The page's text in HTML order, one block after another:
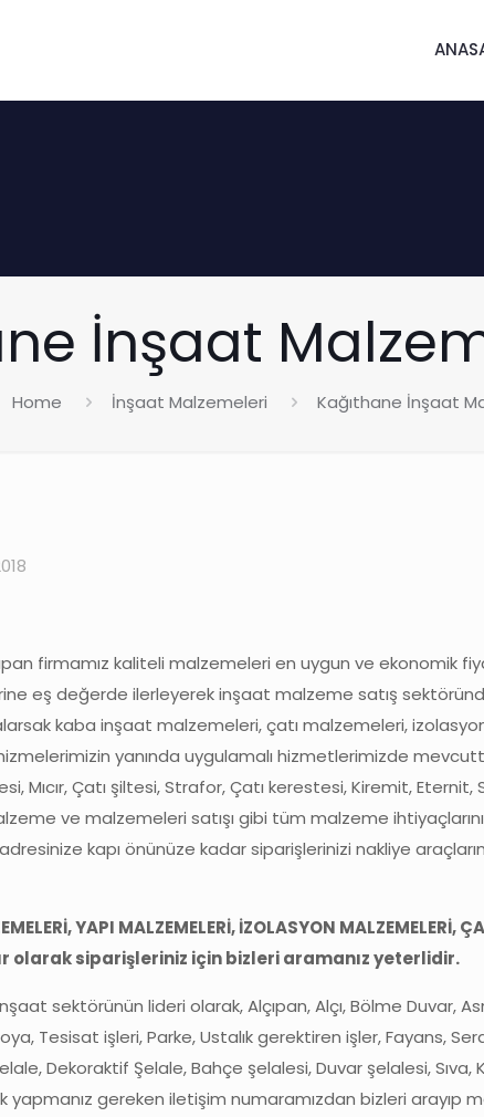
İnşaat
Home İnşaat Malzemeleri Kağıthane İnşaat
firmamız kaliteli malzemeleri en uygun ve ekonomik
eş değerde ilerleyerek inşaat malzeme satış
kaba inşaat malzemeleri, çatı malzemeleri,
yanında uygulamalı hizmetlerimizde
Mıcır, Çatı şiltesi, Strafor, Çatı kerestesi, Kiremit, Eternit,
ve malzemeleri satışı gibi tüm malzeme
kapı önünüze kadar siparişlerinizi nakliye
YAPI MALZEMELERİ, İZOLASYON
olarak siparişleriniz için bizleri aramanız yeterlidir.
sektörünün lideri olarak, Alçıpan, Alçı, Bölme Duvar,
Tesisat işleri, Parke, Ustalık gerektiren işler, Fayans,
Dekoraktif Şelale, Bahçe şelalesi, Duvar şelalesi, Sıva,
gereken iletişim numaramızdan bizleri arayıp